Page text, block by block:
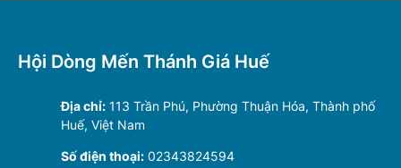
Hội Dòng Mến Thánh Giá Huế
Địa chỉ: 113 Trần Phú, Phường Thuận Hóa, Thành phố
Huế, Việt Nam
Số điện thoại: 02343824594